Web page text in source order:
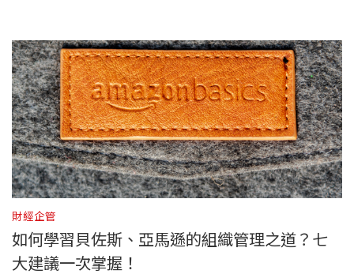
財經企管
如何學習貝佐斯、亞馬遜的組織管理之道？七
大建議一次掌握！